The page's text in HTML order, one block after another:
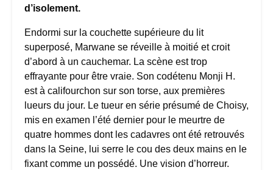
d’isolement.
Endormi sur la couchette supérieure du lit
superposé, Marwane se réveille à moitié et croit
d’abord à un cauchemar. La scène est trop
effrayante pour être vraie. Son codétenu Monji H.
est à califourchon sur son torse, aux premières
lueurs du jour. Le tueur en série présumé de Choisy,
mis en examen l’été dernier pour le meurtre de
quatre hommes dont les cadavres ont été retrouvés
dans la Seine, lui serre le cou des deux mains en le
fixant comme un possédé. Une vision d’horreur.